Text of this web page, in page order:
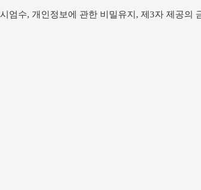
수, 개인정보에 관한 비밀유지, 제3자 제공의